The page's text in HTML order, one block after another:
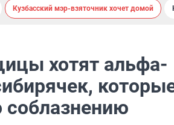
Кузбасский мэр-взяточник хочет домой
хотят альфа-
соблазнению